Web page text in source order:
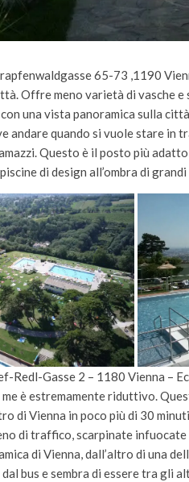
65-73 ,1190
Offre meno varietà di vasche
una vista panoramica sulla
andare quando si vuole stare in
Questo è il posto più
di design all’ombra di
Redl-Gasse 2 – 1180 Vienna –
è estremamente riduttivo.
di Vienna in poco più di 30
di traffico, scarpinate
di Vienna, dall’altro di una
bus e sembra di essere tra gli